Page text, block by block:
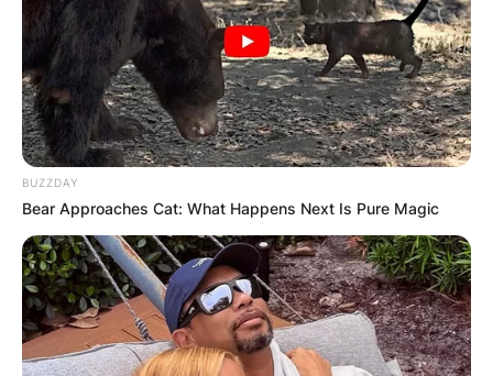
КАТЕГОРИИ
Пронајдете го тоа што ве интересира
најмногу
Апартмани Вили
BUZZDAY
Bear Approaches Cat: What Happens Next Is Pure Magic